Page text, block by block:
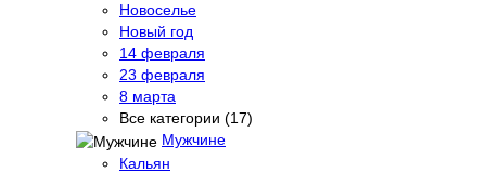
Новоселье
Новый год
14 февраля
23 февраля
8 марта
Все категории (17)
Мужчине
Кальян